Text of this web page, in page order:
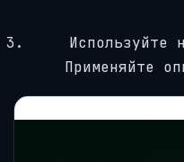
Используйте
Применяйте